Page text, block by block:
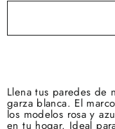
Llena tus paredes de
garza blanca. El
los modelos rosa y
en tu hogar. Ideal